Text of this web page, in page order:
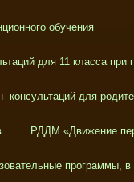
обучения
для 11 класса при
консультаций для
РДДМ «Движение
программы, в